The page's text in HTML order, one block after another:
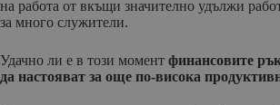
на работа от вкъщи значително удължи
за много служители.
Удачно ли е в този момент финансовите
да настояват за още по-висока